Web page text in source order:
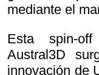
mediante el
Esta spin-
Austral3D
innovación de